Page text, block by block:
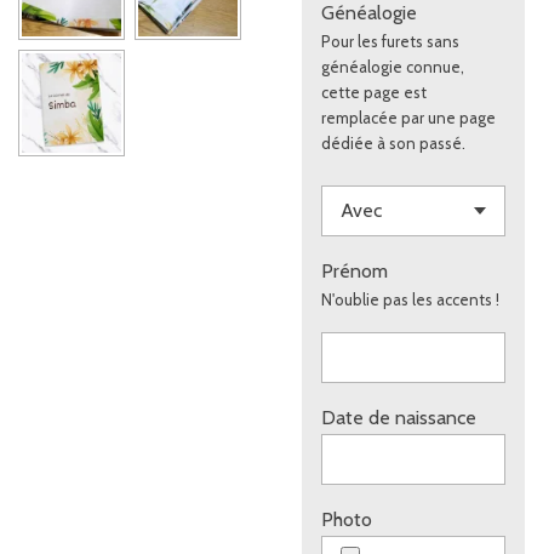
Généalogie
Pour les furets sans
généalogie connue,
cette page est
remplacée par une page
dédiée à son passé.
Prénom
N'oublie pas les accents !
Date de naissance
Photo